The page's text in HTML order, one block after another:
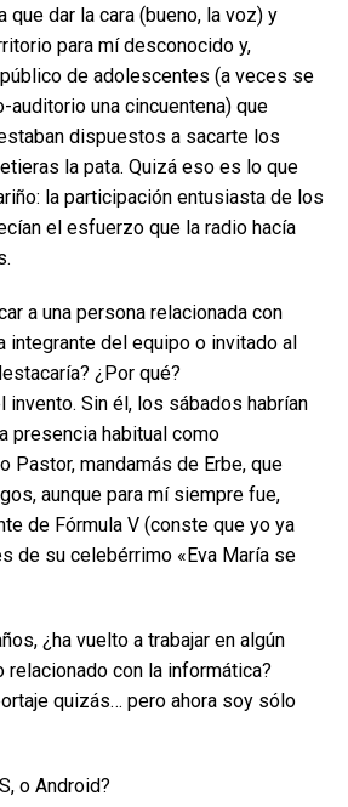
que dar la cara (bueno, la voz) y
para mí desconocido y,
de adolescentes (a veces se
auditorio una cincuentena) que
dispuestos a sacarte los
la pata. Quizá eso es lo que
la participación entusiasta de los
el esfuerzo que la radio hacía
a una persona relacionada con
integrante del equipo o invitado al
¿Por qué?
invento. Sin él, los sábados habrían
presencia habitual como
Pastor, mandamás de Erbe, que
aunque para mí siempre fue,
de Fórmula V (conste que yo ya
de su celebérrimo «Eva María se
¿ha vuelto a trabajar en algún
relacionado con la informática?
quizás… pero ahora soy sólo
o Android?